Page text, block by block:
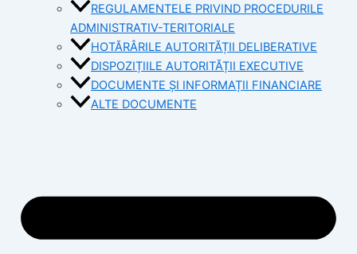
REGULAMENTELE PRIVIND PROCEDURILE
ADMINISTRATIV-TERITORIALE
HOTĂRÂRILE AUTORITĂȚII DELIBERATIVE
DISPOZIȚIILE AUTORITĂȚII EXECUTIVE
DOCUMENTE ȘI INFORMAȚII FINANCIARE
ALTE DOCUMENTE